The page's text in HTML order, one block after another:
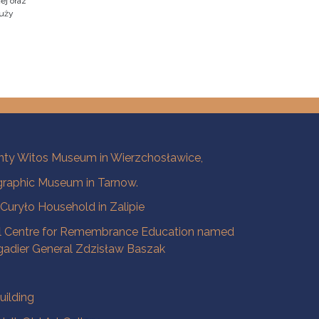
Witos Museum in Wierzchosławice,
Museum in Tarnow.
Household in Zalipie
Centre for Remembrance Education named
General Zdzisław Baszak